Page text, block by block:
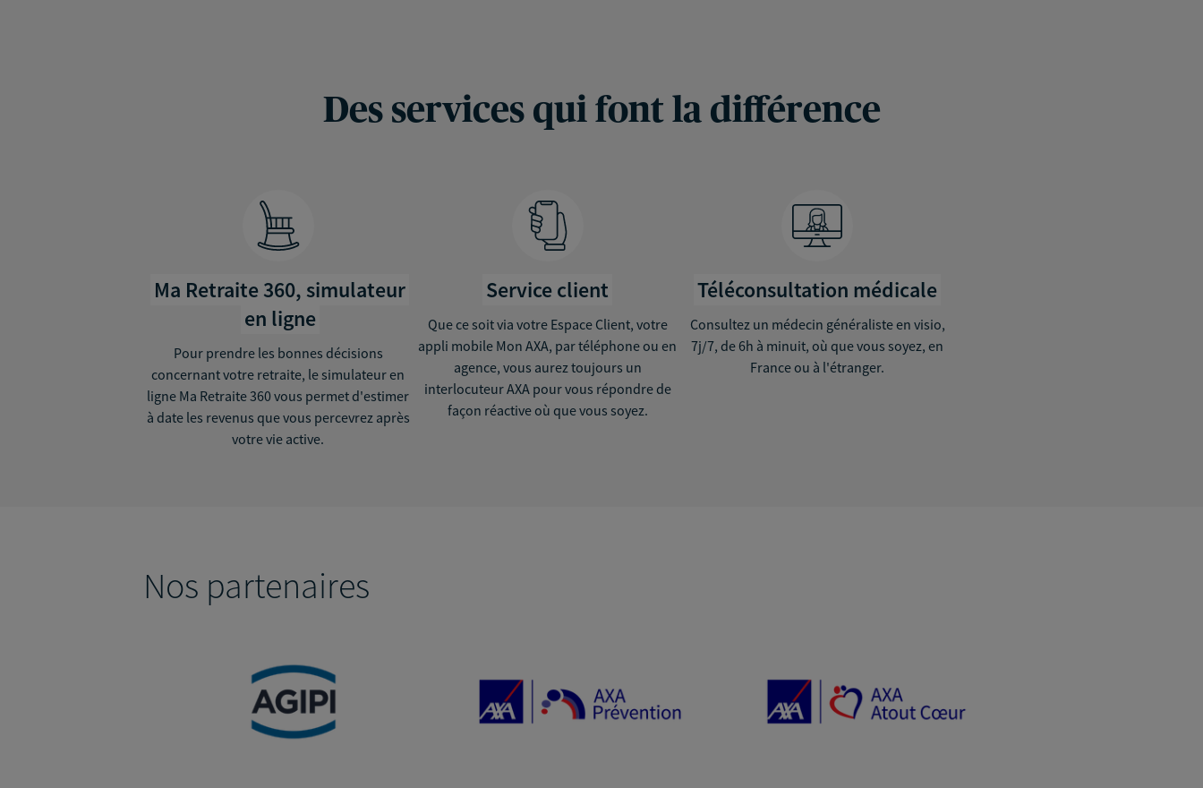
Des services qui font la différence
Ma Retraite 360, simulateur
en ligne
Pour prendre les bonnes décisions
concernant votre retraite, le simulateur en
ligne Ma Retraite 360 vous permet d'estimer
à date les revenus que vous percevrez après
votre vie active.
Service client
Que ce soit via votre Espace Client, votre
appli mobile Mon AXA, par téléphone ou en
agence, vous aurez toujours un
interlocuteur AXA pour vous répondre de
façon réactive où que vous soyez.
Téléconsultation médicale
Consultez un médecin généraliste en visio,
7j/7, de 6h à minuit, où que vous soyez, en
France ou à l'étranger.
Nos partenaires